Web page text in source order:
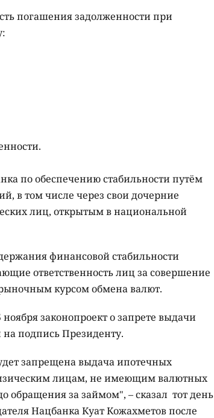
погашения задолженности при
по обеспечению стабильности путём
в том числе через свои дочерние
лиц, открытым в национальной
финансовой стабильности
ответственность лиц за совершение
курсом обмена валют.
законопроект о запрете выдачи
подпись Президенту.
запрещена выдача ипотечных
лицам, не имеющим валютных
обращения за займом", – сказал тот день
Нацбанка Куат Кожахметов после